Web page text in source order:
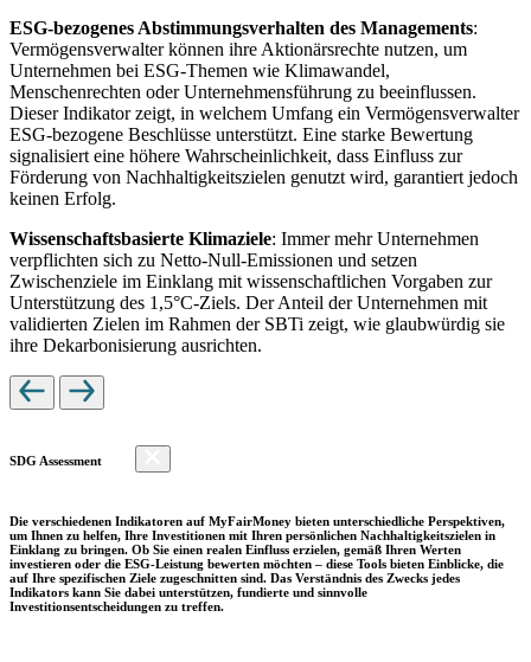
ESG-bezogenes Abstimmungsverhalten des Managements:
Vermögensverwalter können ihre Aktionärsrechte nutzen, um
Unternehmen bei ESG-Themen wie Klimawandel,
Menschenrechten oder Unternehmensführung zu beeinflussen.
Dieser Indikator zeigt, in welchem Umfang ein Vermögensverwalter
ESG-bezogene Beschlüsse unterstützt. Eine starke Bewertung
signalisiert eine höhere Wahrscheinlichkeit, dass Einfluss zur
Förderung von Nachhaltigkeitszielen genutzt wird, garantiert jedoch
keinen Erfolg.
Wissenschaftsbasierte Klimaziele: Immer mehr Unternehmen
verpflichten sich zu Netto-Null-Emissionen und setzen
Zwischenziele im Einklang mit wissenschaftlichen Vorgaben zur
Unterstützung des 1,5°C-Ziels. Der Anteil der Unternehmen mit
validierten Zielen im Rahmen der SBTi zeigt, wie glaubwürdig sie
ihre Dekarbonisierung ausrichten.
SDG Assessment
Die verschiedenen Indikatoren auf MyFairMoney bieten unterschiedliche Perspektiven,
um Ihnen zu helfen, Ihre Investitionen mit Ihren persönlichen Nachhaltigkeitszielen in
Einklang zu bringen. Ob Sie einen realen Einfluss erzielen, gemäß Ihren Werten
investieren oder die ESG-Leistung bewerten möchten – diese Tools bieten Einblicke, die
auf Ihre spezifischen Ziele zugeschnitten sind. Das Verständnis des Zwecks jedes
Indikators kann Sie dabei unterstützen, fundierte und sinnvolle
Investitionsentscheidungen zu treffen.